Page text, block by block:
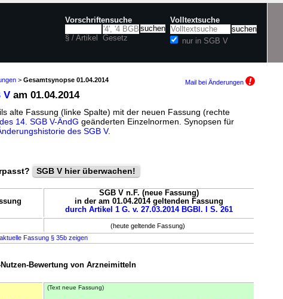
Vorschriftensuche
§ / Artikel Gesetz
Volltextsuche
nur in SGB V
> Gesamtsynopse 01.04.2014 Mail bei Änderungen
V am 01.04.2014
alte Fassung (linke Spalte) mit der neuen Fassung (rechte
14. SGB V-ÄndG geänderten Einzelnormen. Synopsen für
des SGB V.
SGB V hier überwachen!
SGB V n.F. (neue Fassung)
in der am 01.04.2014 geltenden Fassung
durch Artikel 1 G. v. 27.03.2014 BGBl. I S. 261
(heute geltende Fassung)
aktuelle Fassung § 35b zeigen
Bewertung von Arzneimitteln
(Text neue Fassung)